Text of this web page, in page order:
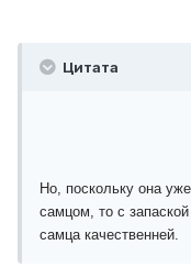
Цитата
Но, поскольку она
самцом, то с
самца качественней.